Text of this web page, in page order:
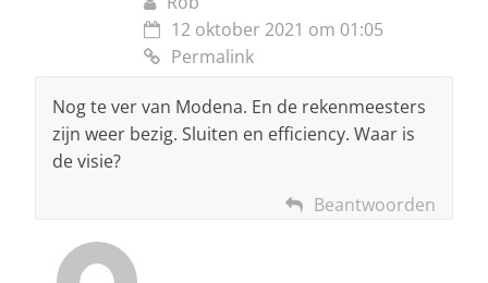
12 oktober 2021 om 01:05
Permalink
Nog te ver van Modena. En de rekenmeesters
zijn weer bezig. Sluiten en efficiency. Waar is
de visie?
Beantwoorden